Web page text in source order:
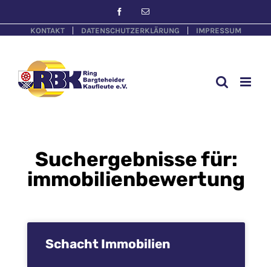
KONTAKT DATENSCHUTZERKLÄRUNG IMPRESSUM
Suchergebnisse für:
immobilienbewertung
Schacht Immobilien